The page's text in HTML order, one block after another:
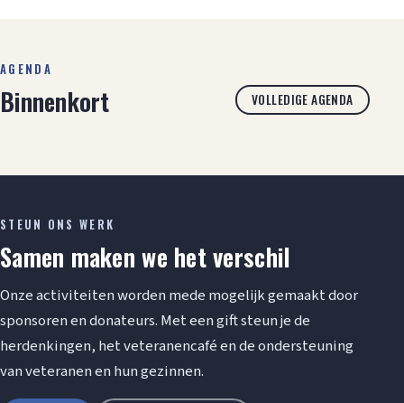
AGENDA
Binnenkort VOLLEDIGE AGENDA
STEUN ONS WERK
Samen maken we het verschil
Onze activiteiten worden mede mogelijk gemaakt door
sponsoren en donateurs. Met een gift steun je de
herdenkingen, het veteranencafé en de ondersteuning
van veteranen en hun gezinnen.